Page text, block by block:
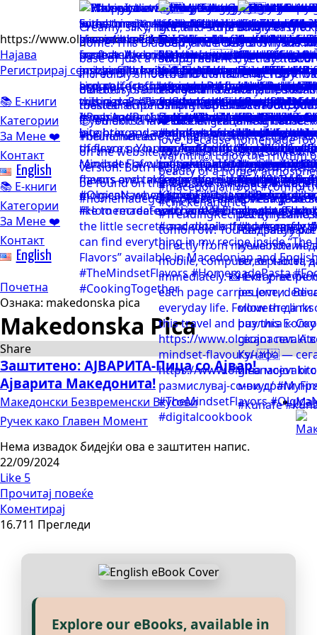
https://www.olgicanacevakitchen.com
Најава
Регистрирај се
📚 Е-книги
Категории
За Мене ❤️
Контакт
English
📚 Е-книги
Категории
За Мене ❤️
Контакт
English
Почетна
Ознака: makedonska pica
Makedonska Pica
Share
Заштитено: АЈВАРИТА-Пица со Ајвар!
Ајварита Македонита!
Македонски Безвременски Вкусови
Ручек како Главен Момент
Нема извадок бидејќи ова е заштитен напис.
22/09/2024
Like 5
Прочитај повеќе
Коментирај
16.711 Прегледи
Explore our eBooks, available in